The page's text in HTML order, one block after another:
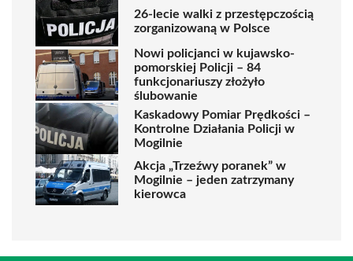
26-lecie walki z przestępczością
zorganizowaną w Polsce
Nowi policjanci w kujawsko-
pomorskiej Policji – 84
funkcjonariuszy złożyło
ślubowanie
Kaskadowy Pomiar Prędkości –
Kontrolne Działania Policji w
Mogilnie
Akcja „Trzeźwy poranek” w
Mogilnie – jeden zatrzymany
kierowca